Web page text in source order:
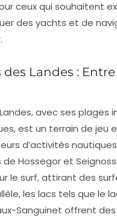
ceux qui souhaitent
des yachts et de
.
des Landes :
avec ses plages
est un terrain de jeu
d’activités
de Hossegoret
le surf, attirant des
les lacs tels que le
Sanguinet offrent des